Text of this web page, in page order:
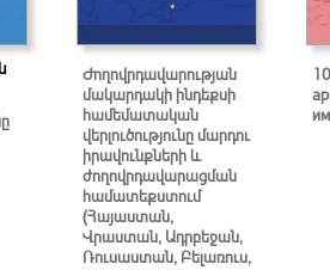
Ժողովրդավարության
մակարդակի ինդեքսի
համեմատական
վերլուծությունը մարդու
իրավունքների և
ժողովրդավարացման
համատեքստում
(Հայաստան,
Վրաստան, Ադրբեջան,
Ռուսաստան, Բելառուս,